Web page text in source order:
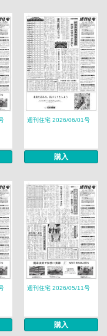
週刊住宅 2026/06/01号
購入
週刊住宅 2026/05/11号
購入